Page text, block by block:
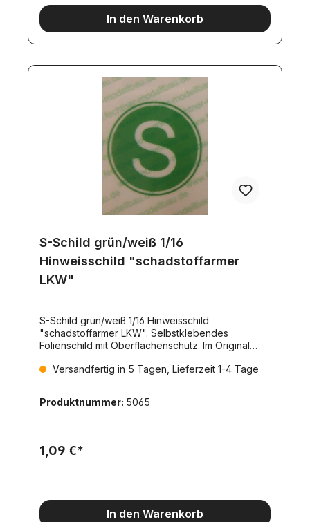
In den Warenkorb
S-Schild grün/weiß 1/16
Hinweisschild "schadstoffarmer
LKW"
S-Schild grün/weiß 1/16 Hinweisschild
"schadstoffarmer LKW". Selbstklebendes
Folienschild mit Oberflächenschutz. Im Original
Versandfertig in 5 Tagen, Lieferzeit 1-4 Tage
Produktnummer: 5065
1,09 €*
In den Warenkorb